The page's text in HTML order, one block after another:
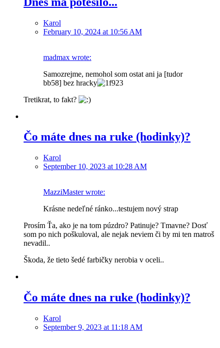
Karol
February 10, 2024 at 10:56 AM
madmax wrote:
Samozrejme, nemohol som ostat ani ja [tudor
bb58] bez hracky
Tretikrat, to fakt?
Čo máte dnes na ruke (hodinky)?
Karol
September 10, 2023 at 10:28 AM
MazziMaster wrote:
Krásne nedeľné ránko...testujem nový strap
Prosím Ťa, ako je na tom púzdro? Patinuje? Tmavne? Dosť
som po nich poškuloval, ale nejak neviem či by mi ten matroš
nevadil..
Škoda, že tieto šedé farbičky nerobia v oceli..
Čo máte dnes na ruke (hodinky)?
Karol
September 9, 2023 at 11:18 AM